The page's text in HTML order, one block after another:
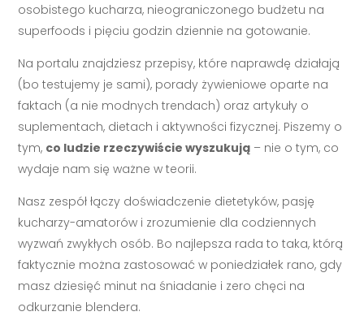
osobistego kucharza, nieograniczonego budżetu na
superfoods i pięciu godzin dziennie na gotowanie.
Na portalu znajdziesz przepisy, które naprawdę działają
(bo testujemy je sami), porady żywieniowe oparte na
faktach (a nie modnych trendach) oraz artykuły o
suplementach, dietach i aktywności fizycznej. Piszemy o
tym, co ludzie rzeczywiście wyszukują – nie o tym, co
wydaje nam się ważne w teorii.
Nasz zespół łączy doświadczenie dietetyków, pasję
kucharzy-amatorów i zrozumienie dla codziennych
wyzwań zwykłych osób. Bo najlepsza rada to taka, którą
faktycznie można zastosować w poniedziałek rano, gdy
masz dziesięć minut na śniadanie i zero chęci na
odkurzanie blendera.